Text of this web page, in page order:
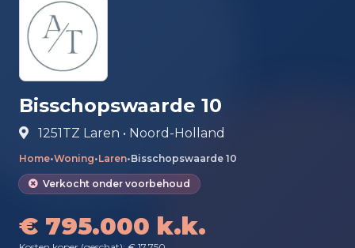
Bisschopswaarde 10
1251TZ Laren • Noord-Holland
Home•Woning•Laren•Bisschopswaarde 10
Verkocht onder voorbehoud
€ 795.000 k.k.